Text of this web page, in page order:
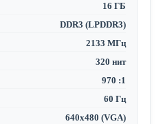
16 ГБ
DDR3 (LPDDR3)
2133 МГц
320 нит
970 :1
60 Гц
640x480 (VGA)